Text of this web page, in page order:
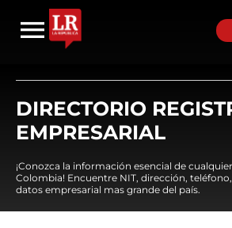
DIRECTORIO
EMPRESARIAL
¡Conozca la información esencial de
Colombia! Encuentre NIT, dirección,
datos empresarial mas grande del país.